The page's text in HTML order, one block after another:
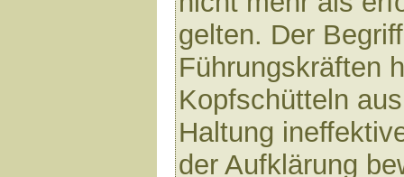
gelten. Der
Führungskräften
Kopfschütteln
Haltung
der Aufklärung